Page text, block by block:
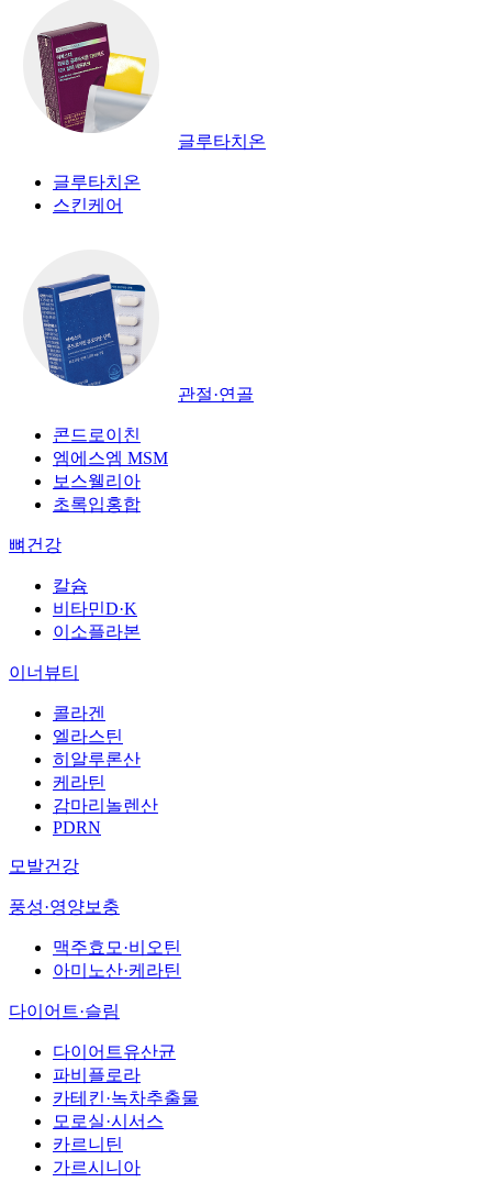
글루타치온
글루타치온
스킨케어
관절·연골
콘드로이친
엠에스엠 MSM
보스웰리아
초록입홍합
뼈건강
칼슘
비타민D·K
이소플라본
이너뷰티
콜라겐
엘라스틴
히알루론산
케라틴
감마리놀렌산
PDRN
모발건강
풍성·영양보충
맥주효모·비오틴
아미노산·케라틴
다이어트·슬림
다이어트유산균
파비플로라
카테킨·녹차추출물
모로실·시서스
카르니틴
가르시니아